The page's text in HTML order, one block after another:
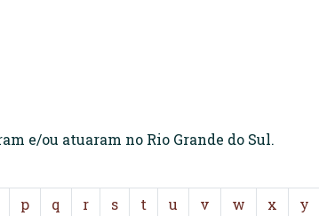
e/ou atuaram no Rio Grande do Sul.
p q r s t u v w x y